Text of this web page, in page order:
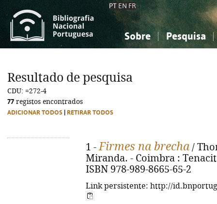
PT EN FR
Sobre Pesquisa
Ciências sociais...
Ciências sociais...
Resultado de pesquisa
CDU: =272-4
77 registos encontrados
ADICIONAR TODOS RETIRAR TODOS
1 -Firmes na brecha /
Miranda. - Coimbra :
ISBN 978-989-8665-65-2
Link persistente: http://